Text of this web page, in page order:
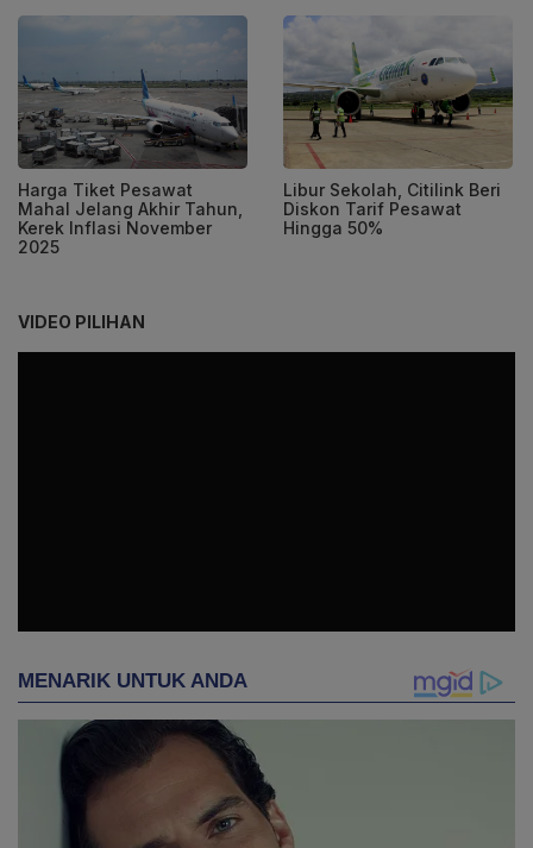
Harga Tiket Pesawat
Mahal Jelang Akhir Tahun,
Kerek Inflasi November
2025
Libur Sekolah, Citilink Beri
Diskon Tarif Pesawat
Hingga 50%
VIDEO PILIHAN